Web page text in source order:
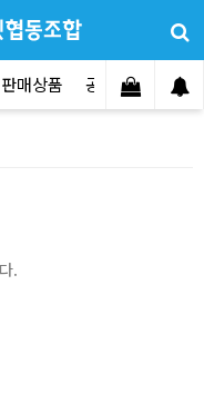
판매상품 공지사항 문
.